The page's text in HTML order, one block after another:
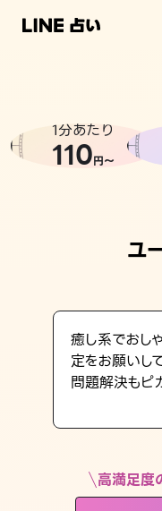
相談事例
占い記事
LINE占いを開く
※LINEアプリ内のサービスページへ
1分あたり
110円〜
ユ
癒し系でおし
定をお願いし
問題解決もピ
高満足度